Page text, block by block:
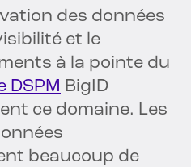
des données
et le
à la pointe du
DSPM BigID
ce domaine. Les
beaucoup de